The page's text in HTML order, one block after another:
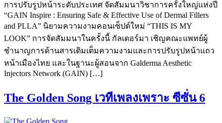
การปรับรูปหน้าระดับประเทศ จัดสัมมนาวิชาการครั้งใหญ่แห่งปี
“GAIN Inspire : Ensuring Safe & Effective Use of Dermal Fillers
and PLLA” นิยามความงามคอนเซ็ปต์ใหม่ “THIS IS MY
LOOK” การจัดสัมมนาในครั้งนี้ กัลเดอร์มา เชิญคณะแพทย์ผู้
ชำนาญการด้านสารเติมเต็มความงามและการปรับรูปหน้าแถว
หน้าเมืองไทย และในฐานะผู้สอนจาก Galderma Aesthetic
Injectors Network (GAIN) […]
The Golden Song เวทีเพลงเพราะ ซีซั่น 6